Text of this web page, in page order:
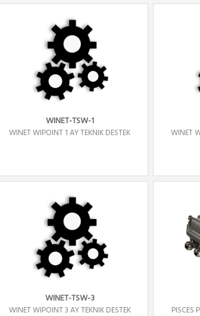
WINET-TSW-1
WINET WIPOINT 1 AY TEKNIK DESTEK WINET
WINET-TSW-3
WINET WIPOINT 3 AY TEKNIK DESTEK
PISCES